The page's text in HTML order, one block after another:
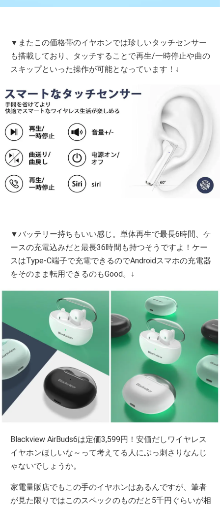
▼またこの価格帯のイヤホンでは珍しいタッチセンサー
も搭載しており、タッチすることで再生/一時停止や曲の
スキップといった操作が可能となっています！↓
▼バッテリー持ちもいい感じ。単体再生で最長6時間、ケ
ースの充電込みだと最長36時間も持つそうですよ！ケー
スはType-C端子で充電できるのでAndroidスマホの充電器
をそのまま転用できるのもGood。↓
Blackview AirBuds6は定価3,599円！安価だしワイヤレス
イヤホンほしいな～って考えてる人にぶっ刺さりなんじ
ゃないでしょうか。
家電量販店でもこの手のイヤホンはあるんですが、筆者
が見た限りではこのスペックのものだと5千円ぐらいが相